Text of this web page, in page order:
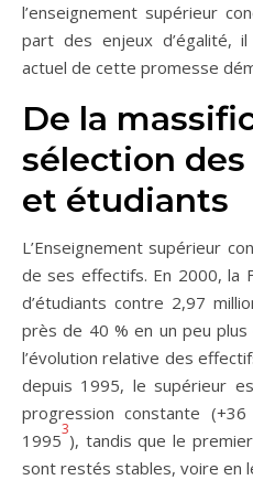
l’enseignement supérieur
part des enjeux d’égalité,
actuel de cette promesse
De la
sélection
et étudiants
L’Enseignement supérieur
de ses effectifs. En 2000, la
d’étudiants contre 2,97
près de 40 % en un peu plus
l’évolution relative des
depuis 1995, le supérieur
progression constante
1995
3
), tandis que le
sont restés stables, voire en